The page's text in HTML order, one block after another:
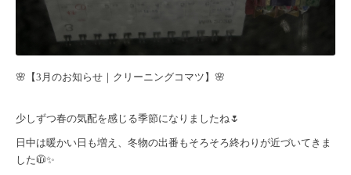
🌸【3月のお知らせ｜クリーニングコマツ】🌸
少しずつ春の気配を感じる季節になりましたね🌷
日中は暖かい日も増え、冬物の出番もそろそろ終わりが近づいてきま
した🧥✨